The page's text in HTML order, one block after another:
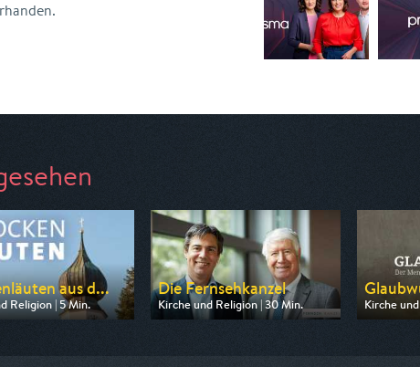
aus d...
Religion | 5 Min.
von BR
Die Fernsehkanzel
Kirche und Religion | 30 Min.
Ausgestrahlt von RTLZWEI
Kirche